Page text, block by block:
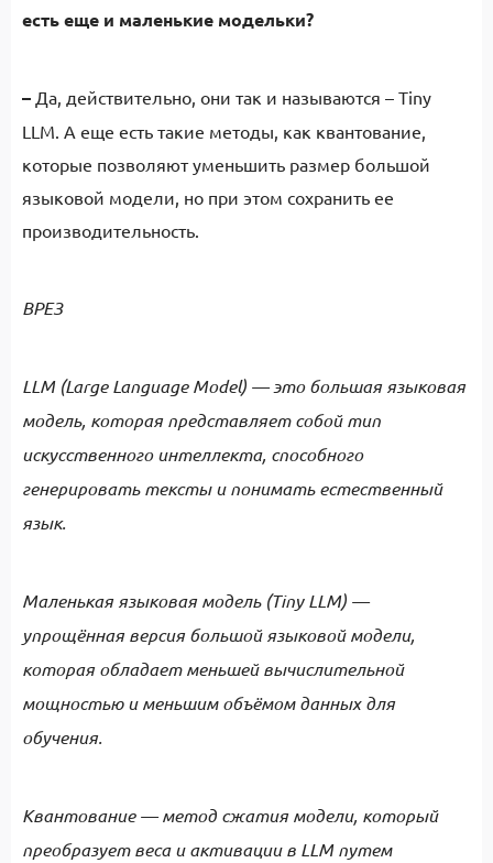
есть еще и маленькие модельки?
– Да, действительно, они так и называются – Tiny
LLM. А еще есть такие методы, как квантование,
которые позволяют уменьшить размер большой
языковой модели, но при этом сохранить ее
производительность.
ВРЕЗ
LLM (Large Language Model) — это большая языковая
модель, которая представляет собой тип
искусственного интеллекта, способного
генерировать тексты и понимать естественный
язык.
Маленькая языковая модель (Tiny LLM) —
упрощённая версия большой языковой модели,
которая обладает меньшей вычислительной
мощностью и меньшим объёмом данных для
обучения.
Квантование — метод сжатия модели, который
преобразует веса и активации в LLM путем